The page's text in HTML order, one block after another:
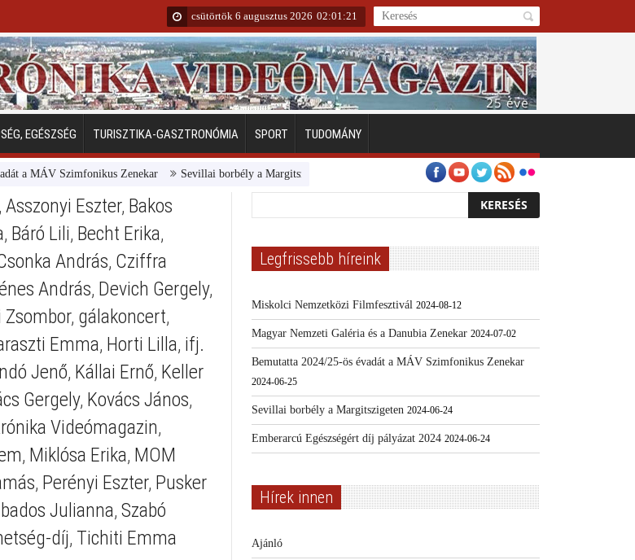
csütörtök 6 augusztus 2026 02:01:22
EGÉSZSÉG TURISZTIKA-GASZTRONÓMIA SPORT TUDOMÁNY
Szimfonikus Zenekar Sevillai borbély a Margitszigeten Emberarcú Egészségért díj pályázat 2024 Kertész/Kópiák
, Asszonyi Eszter, Bakos
, Báró Lili, Becht Erika,
András, Cziffra
András, Devich Gergely,
Zsombor, gálakoncert,
Emma, Horti Lilla, ifj.
Jenő, Kállai Ernő, Keller
Gergely, Kovács János,
Videómagazin,
, Miklósa Erika, MOM
, Perényi Eszter, Pusker
Julianna, Szabó
díj, Tichiti Emma
Legfrissebb híreink
Miskolci Nemzetközi Filmfesztivál 2024-08-12
Magyar Nemzeti Galéria és a Danubia Zenekar 2024-07-02
Bemutatta 2024/25-ös évadát a MÁV Szimfonikus Zenekar
2024-06-25
Sevillai borbély a Margitszigeten 2024-06-24
Emberarcú Egészségért díj pályázat 2024 2024-06-24
Hírek innen
Ajánló